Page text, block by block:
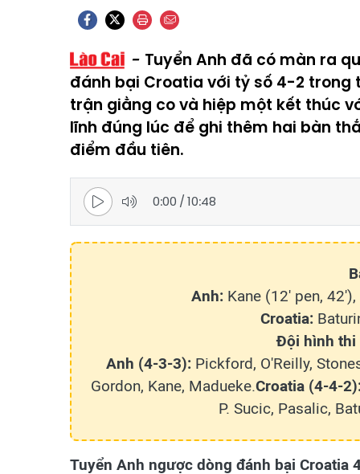
Tuyển Anh đã có màn ra
đánh bại Croatia với tỷ số 4-2 trong
trận giằng co và hiệp một kết thúc
lĩnh đúng lúc để ghi thêm hai bàn
điểm đầu tiên.
0:00 /10:48
Anh: Kane (12' pen,
Croatia:
Đội hình thi
Anh (4-3-3): Pickford, O'Reilly,
Gordon, Kane, Madueke.Croatia (4-4-
P. Sucic, Pasalic,
Tuyển Anh ngược dòng đánh bại Croatia